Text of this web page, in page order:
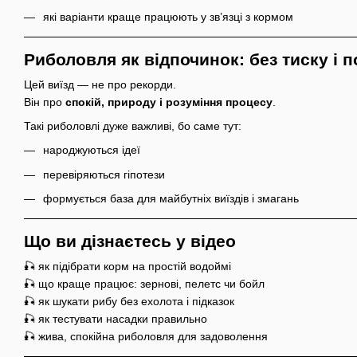
які варіанти краще працюють у зв’язці з кормом
Риболовля як відпочинок: без тиску і
Цей виїзд — не про рекорди.
Він про спокій, природу і розуміння процесу
Такі риболовлі дуже важливі, бо саме тут:
народжуються ідеї
перевіряються гіпотези
формується база для майбутніх виїздів і змагань
Що ви дізнаєтесь у відео
🎣 як підібрати корм на простій водоймі
🎣 що краще працює: зернові, пелетс чи бойл
🎣 як шукати рибу без ехолота і підказок
🎣 як тестувати насадки правильно
🎣 жива, спокійна риболовля для задоволення